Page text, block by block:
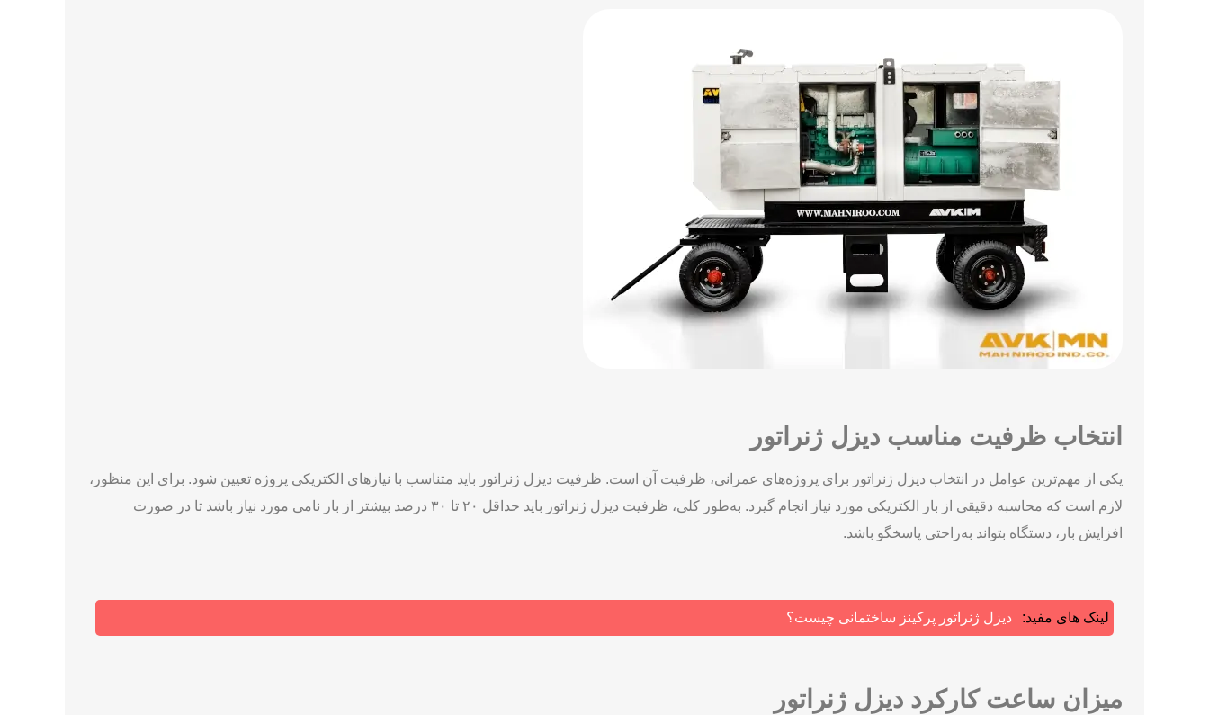
انتخاب ظرفیت مناسب دیزل ژنراتور
یکی از مهم‌ترین عوامل در انتخاب دیزل ژنراتور برای پروژه‌های عمرانی، ظرفیت آن است. ظرفیت دیزل ژنراتور باید متناسب با نیازهای الکتریکی پروژه تعیین شود. برای این منظور،
لازم است که محاسبه دقیقی از بار الکتریکی مورد نیاز انجام گیرد. به‌طور کلی، ظرفیت دیزل ژنراتور باید حداقل ۲۰ تا ۳۰ درصد بیشتر از بار نامی مورد نیاز باشد تا در صورت
افزایش بار، دستگاه بتواند به‌راحتی پاسخگو باشد.
لینک های مفید: دیزل ژنراتور پرکینز ساختمانی چیست؟
میزان ساعت کارکرد دیزل ژنراتور